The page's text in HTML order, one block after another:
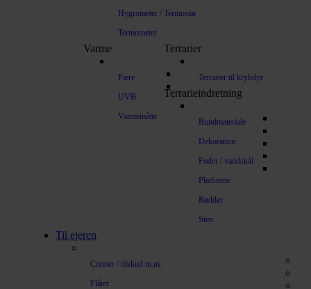
Hygrometer / Termostat
Termometer
Varme
Pære
UVB
Varmemåtte
Terrarier
Terrarier til krybdyr
Terrarieindretning
Bundmateriale
Dekoration
Foder / vandskål
Platforme
Rødder
Sten
Til ejeren
Cremer / tilskud m.m.
Flåter